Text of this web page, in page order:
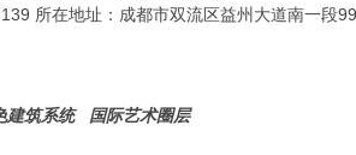
所在地址：成都市双流区益州大道南一段
建筑系统 国际艺术圈层